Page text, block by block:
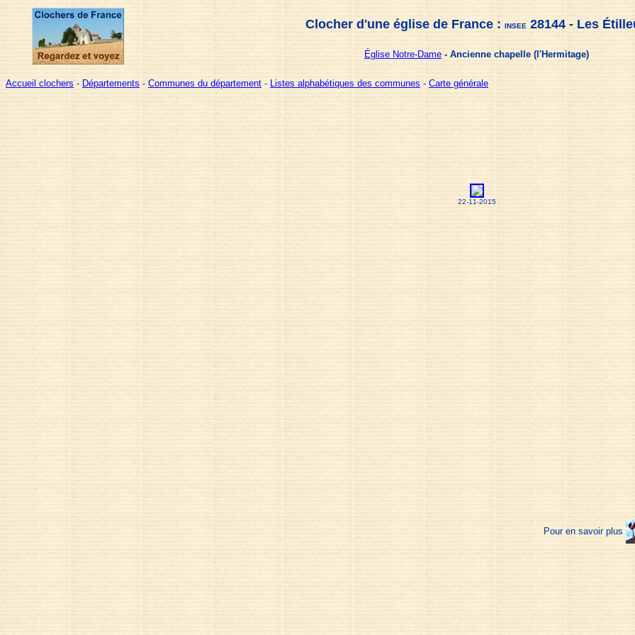
Clocher d'une église de France : INSEE 28144 - Les
Église Notre-Dame - Ancienne chapelle (l'Hermitage)
Accueil clochers - Départements - Communes du département - Listes alphabétiques des communes - Carte générale
22-11-2015
Pour en savoir plus